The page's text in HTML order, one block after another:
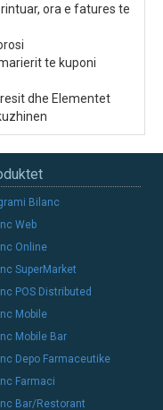
ora e fatures te
te kuponi
dhe Elementet
Bilanc
Web
Online
SuperMarket
POS Distributed
Mobile
Mobile Bar
Depo Farmaceutike
Farmaci
Bar/Restorant